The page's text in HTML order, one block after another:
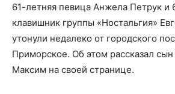
61-летняя певица Анжела Петрук и
клавишник группы «Ностальгия»
утонули недалеко от городского
Приморское. Об этом рассказал
Максим на своей странице.